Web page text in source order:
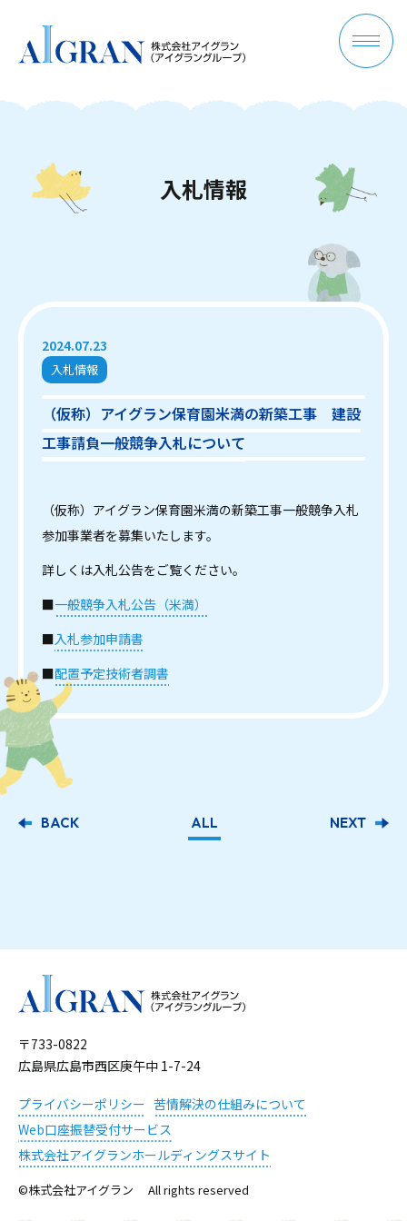
入札情報
2024.07.23
入札情報
（仮称）アイグラン保育園米満の新築工事 建設
工事請負一般競争入札について
（仮称）アイグラン保育園米満の新築工事一般競争入札
参加事業者を募集いたします。
詳しくは入札公告をご覧ください。
■一般競争入札公告（米満）
■入札参加申請書
■配置予定技術者調書
BACK ALL NEXT
〒733-0822
広島県広島市西区庚午中 1-7-24
プライバシーポリシー 苦情解決の仕組みについて
Web口座振替受付サービス
株式会社アイグランホールディングスサイト
©株式会社アイグラン All rights reserved